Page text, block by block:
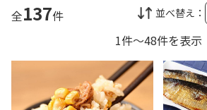
全137件 並べ替え：
1件～48件を表示